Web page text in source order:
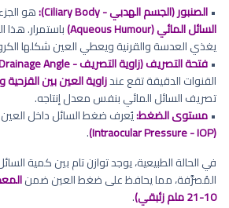
•الصنبور (الجسم الهدبي - Ciliary Body): هو
السائل المائي (Aqueous Humour)
باستمرار.
يغذي العدسة والقرنية ويعطي العين شكلها
•فتحة التصريف (زاوية التصريف - Drainage Angle):
القنوات الدقيقة تقع عندزاوية العين بين القزحية
تصريف السائل المائي بنفس معدل إنتاجه.
•مستوى الضغط:يُعرف ضغط السائل داخل العين
(Intraocular Pressure - IOP)
.
في الحالة الطبيعية، يوجد توازن تام بين كمية
المُصرَّفة، مما يحافظ على ضغط العين ضمن
10-21 ملم زئبقي)
.